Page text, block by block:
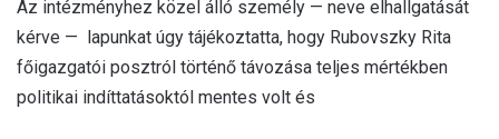
Az intézményhez közel álló személy — neve elhallgatását
kérve — lapunkat úgy tájékoztatta, hogy Rubovszky Rita
főigazgatói posztról történő távozása teljes mértékben
politikai indíttatásoktól mentes volt és